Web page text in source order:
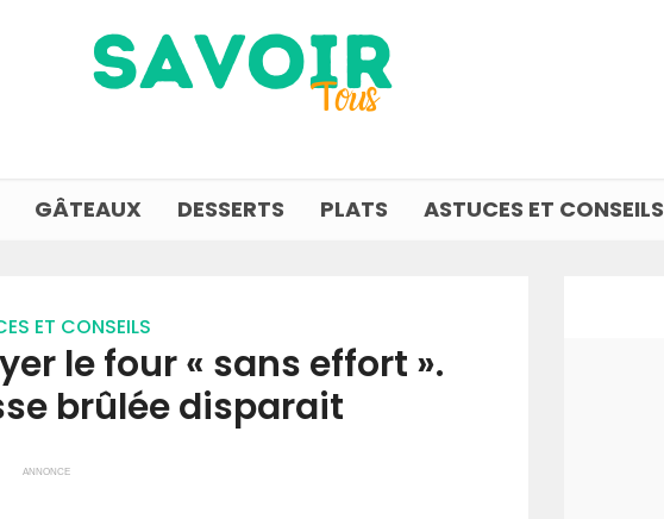
GÂTEAUX DESSERTS PLATS ASTUCES ET CONSEILS
ET CONSEILS
le four « sans effort ».
brûlée disparait
ANNONCE